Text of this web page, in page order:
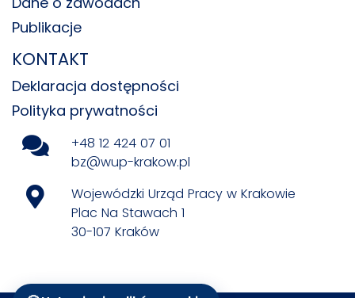
Publikacje
KONTAKT
Deklaracja dostępności
Polityka prywatności
+48 12 424 07 01
bz@wup-krakow.pl
Wojewódzki Urząd Pracy w Krakowie
Plac Na Stawach 1
30-107 Kraków